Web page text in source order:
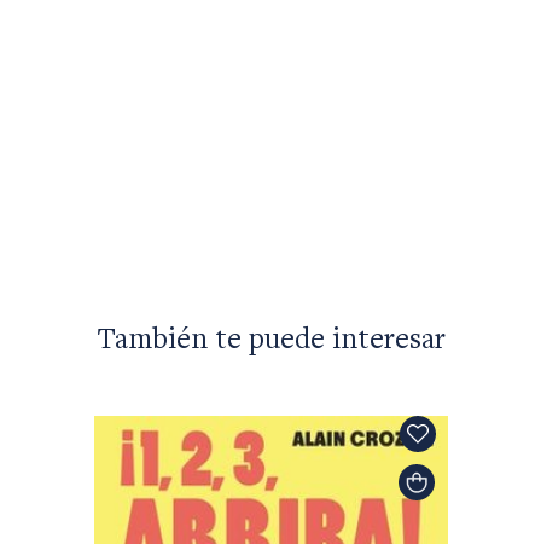
También te puede interesar